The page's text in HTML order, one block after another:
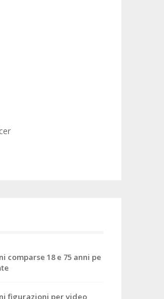
comparse 18 e 75 anni pe
figurazioni per video